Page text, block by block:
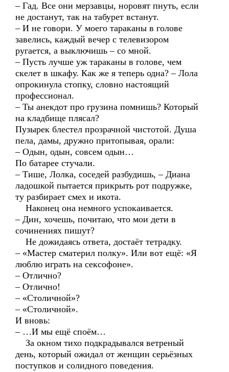
– Гад. Все они мерзавцы, норовят пнуть, если
не достанут, так на табурет встанут.
– И не говори. У моего тараканы в голове
завелись, каждый вечер с телевизором
ругается, а выключишь – со мной.
– Пусть лучше уж тараканы в голове, чем
скелет в шкафу. Как же я теперь одна? – Лола
опрокинула стопку, словно настоящий
профессионал.
– Ты анекдот про грузина помнишь? Который
на кладбище плясал?
Пузырек блестел прозрачной чистотой. Душа
пела, дамы, дружно притопывая, орали:
– Одын, одын, совсем одын…
По батарее стучали.
– Тише, Лолка, соседей разбудишь, – Диана
ладошкой пытается прикрыть рот подружке,
ту разбирает смех и икота.
Наконец она немного успокаивается.
– Дин, хочешь, почитаю, что мои дети в
сочинениях пишут?
Не дожидаясь ответа, достаёт тетрадку.
– «Мастер сматерил полку». Или вот ещё: «Я
люблю играть на сексофоне».
– Отлично?
– Отлично!
– «Столичной»?
– «Столичной».
И вновь:
– …И мы ещё споём…
За окном тихо подкрадывался ветреный
день, который ожидал от женщин серьёзных
поступков и солидного поведения.